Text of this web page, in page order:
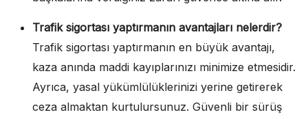
Trafik sigortası yaptırmanın avantajları nelerdir?
Trafik sigortası yaptırmanın en büyük avantajı,
kaza anında maddi kayıplarınızı minimize etmesidir.
Ayrıca, yasal yükümlülüklerinizi yerine getirerek
ceza almaktan kurtulursunuz. Güvenli bir sürüş